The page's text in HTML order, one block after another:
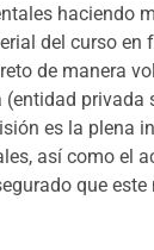
haciendo
del curso
de manera
es la plena
así como el
que